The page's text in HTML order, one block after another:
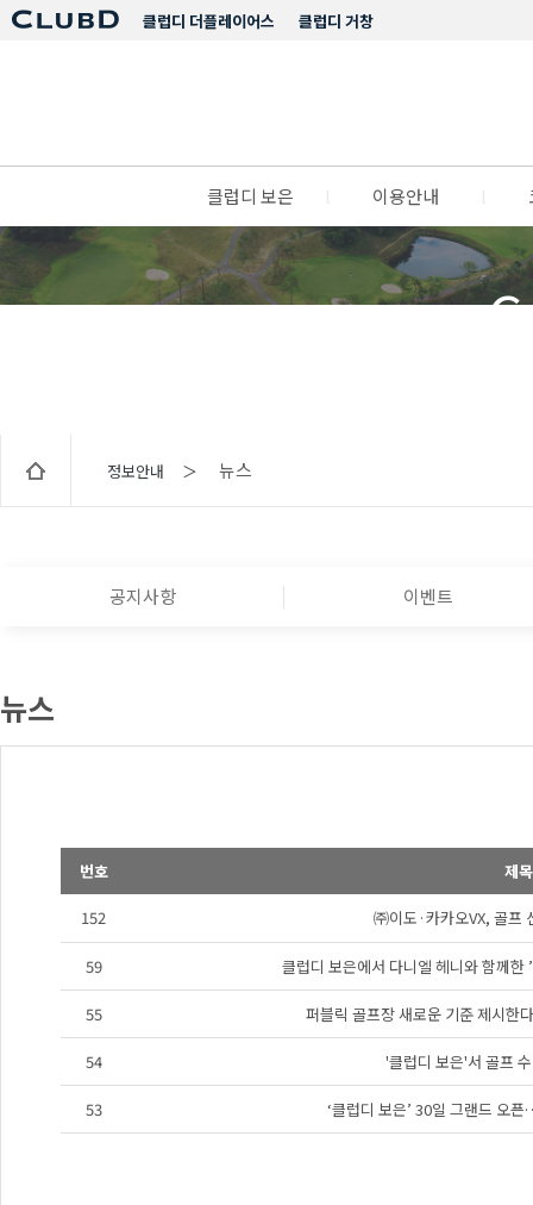
클럽디 거창
클럽디 더플레이어스
클럽디 보은 이용안내
정보안내 ＞ 뉴스
공지사항 이벤트
뉴스
번호 제목
152 ㈜이도·카카오VX, 골프
59 클럽디 보은에서 다니엘 헤니와 함께한
55 퍼블릭 골프장 새로운 기준 제시한
54 '클럽디 보은'서 골프
53 ‘클럽디 보은’ 30일 그랜드 오